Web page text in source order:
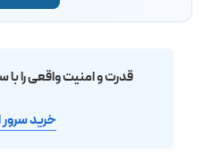
قدرت و امنیت واقعی را
خرید